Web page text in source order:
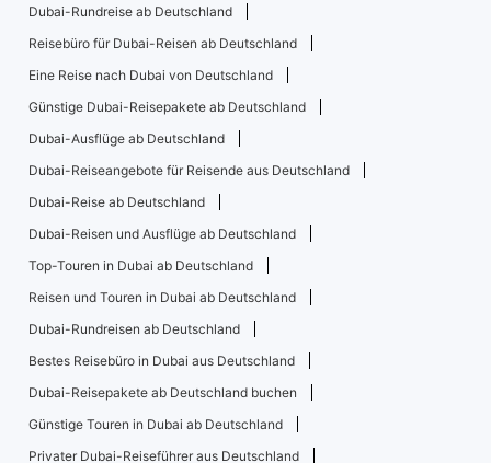
Dubai-Rundreise ab Deutschland
Reisebüro für Dubai-Reisen ab Deutschland
Eine Reise nach Dubai von Deutschland
Günstige Dubai-Reisepakete ab Deutschland
Dubai-Ausflüge ab Deutschland
Dubai-Reiseangebote für Reisende aus Deutschland
Dubai-Reise ab Deutschland
Dubai-Reisen und Ausflüge ab Deutschland
Top-Touren in Dubai ab Deutschland
Reisen und Touren in Dubai ab Deutschland
Dubai-Rundreisen ab Deutschland
Bestes Reisebüro in Dubai aus Deutschland
Dubai-Reisepakete ab Deutschland buchen
Günstige Touren in Dubai ab Deutschland
Privater Dubai-Reiseführer aus Deutschland